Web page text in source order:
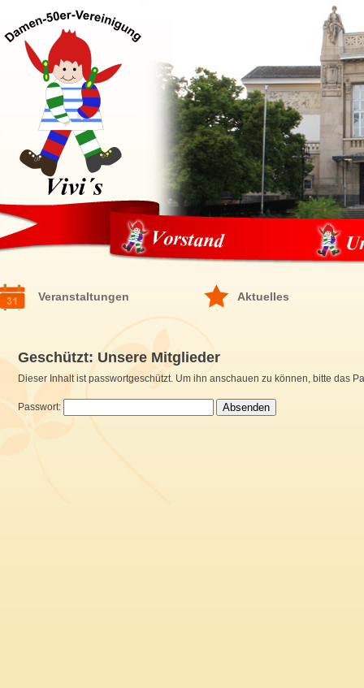
Veranstaltungen Aktuelles
Geschützt: Unsere Mitglieder
Dieser Inhalt ist passwortgeschützt. Um ihn anschauen zu können, bitte das
Passwort: